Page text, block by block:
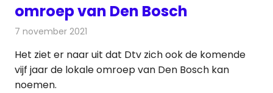
omroep van Den Bosch
7 november 2021
Het ziet er naar uit dat Dtv zich ook de komende
vijf jaar de lokale omroep van Den Bosch kan
noemen.